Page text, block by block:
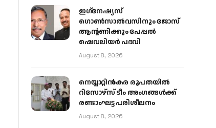
ഇഗ്‌നേഷ്യസ്
ഗൊൺസാൽവസിനും ജോസ്
ആന്റണിക്കും പേപ്പൽ
ഷെവലിയർ പദവി
August 8, 2026
നെയ്യാറ്റിൻകര രൂപതയിൽ
റിസോഴ്സ് ടീം അംഗങ്ങൾക്ക്
രണ്ടാംഘട്ട പരിശീലനം
August 8, 2026